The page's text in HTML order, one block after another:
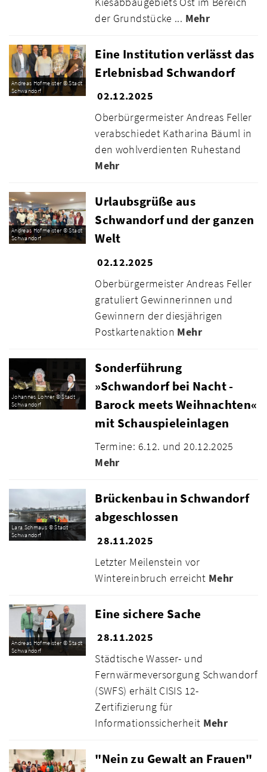
der Grundstücke ... Mehr
Andreas Hofmeister © Stadt
Schwandorf
Eine Institution verlässt das
Erlebnisbad Schwandorf
02.12.2025
Oberbürgermeister Andreas Feller
verabschiedet Katharina Bäuml in
den wohlverdienten Ruhestand
Mehr
Andreas Hofmeister © Stadt
Schwandorf
Urlaubsgrüße aus
Schwandorf und der ganzen
Welt
02.12.2025
Oberbürgermeister Andreas Feller
gratuliert Gewinnerinnen und
Gewinnern der diesjährigen
Postkartenaktion Mehr
Johannes Lohrer © Stadt
Schwandorf
Sonderführung
»Schwandorf bei Nacht -
Barock meets Weihnachten«
mit Schauspieleinlagen
Termine: 6.12. und 20.12.2025
Mehr
Lara Schmaus © Stadt
Schwandorf
Brückenbau in Schwandorf
abgeschlossen
28.11.2025
Letzter Meilenstein vor
Wintereinbruch erreicht Mehr
Andreas Hofmeister © Stadt
Schwandorf
Eine sichere Sache
28.11.2025
Städtische Wasser- und
Fernwärmeversorgung Schwandorf
(SWFS) erhält CISIS 12-
Zertifizierung für
Informationssicherheit Mehr
"Nein zu Gewalt an Frauen"